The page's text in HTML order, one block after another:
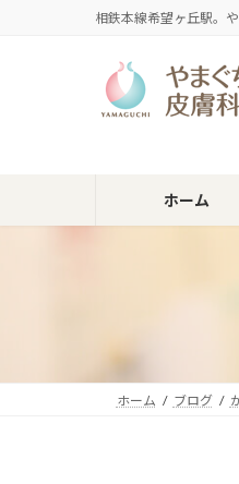
ッ
移
相鉄本線希望ヶ丘駅。
ホーム
ホーム ブログ